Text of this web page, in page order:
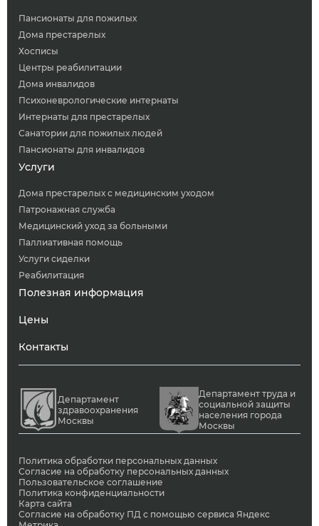
Пансионаты для пожилых
Дома престарелых
Хосписы
Центры реабилитации
Дома инвалидов
Психоневрологические интернаты
Интернаты для престарелых
Санатории для пожилых людей
Пансионаты для инвалидов
Услуги
Дома престарелых с медицинским уходом
Патронажная служба
Медицинский уход за больными
Паллиативная помощь
Услуги сиделки
Реабилитация
Полезная информация
Цены
Контакты
Департамент
здравоохранения
Москвы
Департамент труда и
социальной защиты
населения города
Москвы
Политика обработки персональных данных
Согласие на обработку персональных данных
Пользовательское соглашение
Политика конфиденциальности
Карта сайта
Согласие на обработку ПД с помощью сервиса Яндекс